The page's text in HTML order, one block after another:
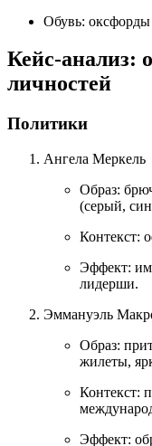
Обувь:
Кейс‑анализ:
личностей
Политики
Ангела Меркель
Образ:
(серый,
Контекст:
Эффект:
лидерши.
Эммануэль
Образ:
жилеты,
Контекст:
Эффект: